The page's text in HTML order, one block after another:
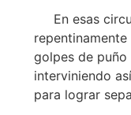
En esas
golpes de
interviniendo
para lograr